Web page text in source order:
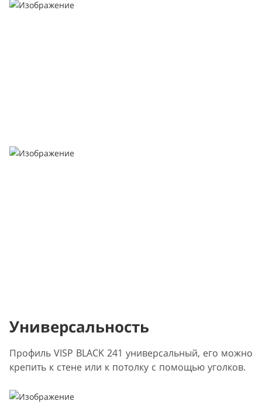
Универсальность
Профиль VISP BLACK 241 универсальный, его можно
крепить к стене или к потолку с помощью уголков.